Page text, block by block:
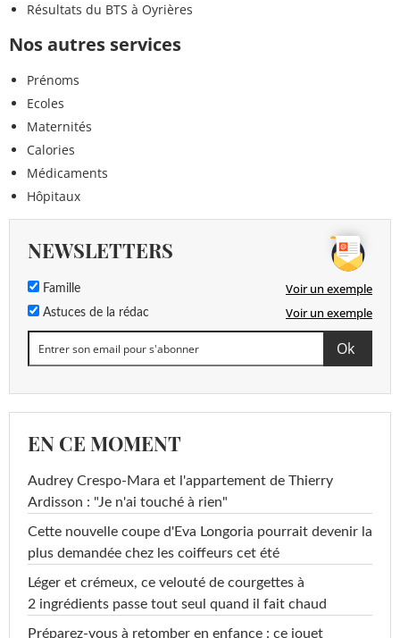
Résultats du BTS à Oyrières
Nos autres services
Prénoms
Ecoles
Maternités
Calories
Médicaments
Hôpitaux
NEWSLETTERS
Famille Voir un exemple
Astuces de la rédac Voir un exemple
EN CE MOMENT
Audrey Crespo-Mara et l'appartement de Thierry
Ardisson : "Je n'ai touché à rien"
Cette nouvelle coupe d'Eva Longoria pourrait devenir la
plus demandée chez les coiffeurs cet été
Léger et crémeux, ce velouté de courgettes à
2 ingrédients passe tout seul quand il fait chaud
Préparez-vous à retomber en enfance : ce jouet